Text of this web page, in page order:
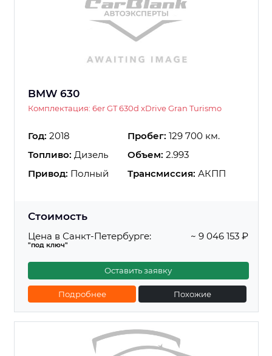
BMW 630
Комплектация: 6er GT 630d xDrive Gran Turismo
Год: 2018 Пробег: 129 700 км.
Топливо: Дизель Объем: 2.993
Привод: Полный Трансмиссия: АКПП
Стоимость
Цена в Санкт-Петербурге:
"под ключ"
~ 9 046 153 ₽
Оставить заявку
Подробнее Похожие